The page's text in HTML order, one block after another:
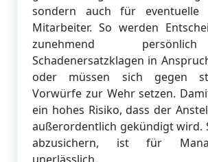
sondern auch für eventuelle
Mitarbeiter. So werden
zunehmend
Schadenersatzklagen in
oder müssen sich gegen
Vorwürfe zur Wehr setzen.
ein hohes Risiko, dass der
außerordentlich gekündigt wird.
abzusichern, ist für